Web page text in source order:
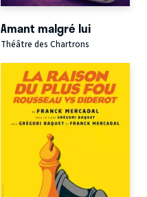
Amant malgré lui
Théâtre des Chartrons